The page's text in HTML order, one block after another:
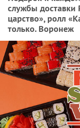
службы доставки
царство», ролл
только. Воронеж